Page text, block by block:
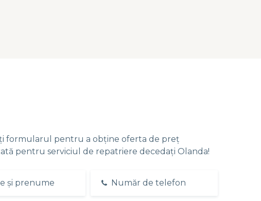
formularul pentru a obține oferta de preț
pentru serviciul de repatriere decedați Olanda!